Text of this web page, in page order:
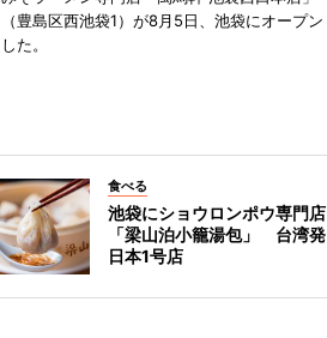
（豊島区西池袋1）が8月5日、池袋にオープン
した。
食べる
池袋にショウロンポウ専門店
「梁山泊小籠湯包」 台湾発
日本1号店